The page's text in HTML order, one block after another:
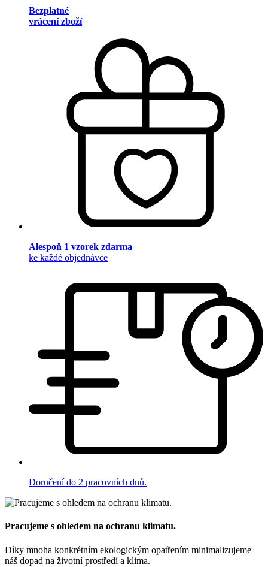
Bezplatné
vrácení zboží
Alespoň 1 vzorek zdarma
ke každé objednávce
Doručení do 2 pracovních dnů.
Pracujeme s ohledem na ochranu klimatu.
Díky mnoha konkrétním ekologickým opatřením minimalizujeme
náš dopad na životní prostředí a klima.